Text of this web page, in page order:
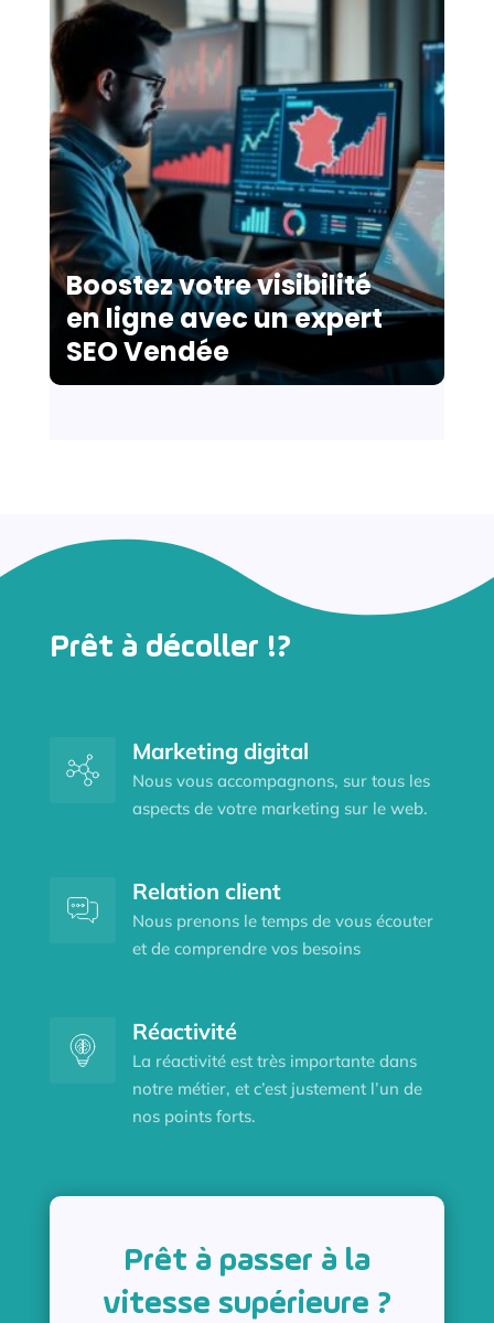
Boostez votre visibilité
en ligne avec un expert
SEO Vendée
Prêt à décoller !?
Marketing digital
Nous vous accompagnons, sur tous les
aspects de votre marketing sur le web.
Relation client
Nous prenons le temps de vous écouter
et de comprendre vos besoins
Réactivité
La réactivité est très importante dans
notre métier, et c’est justement l’un de
nos points forts.
Prêt à passer à la
vitesse supérieure ?